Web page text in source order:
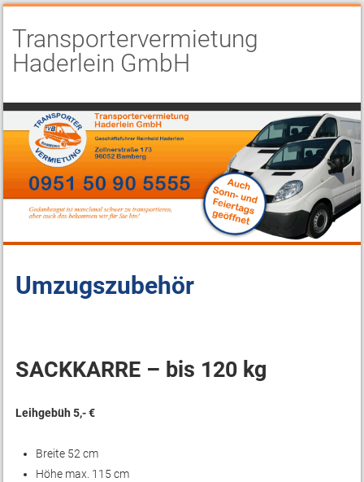
Transportervermietung
Haderlein GmbH
Umzugszubehör
SACKKARRE – bis 120 kg
Leihgebüh 5,- €
Breite 52 cm
Höhe max. 115 cm